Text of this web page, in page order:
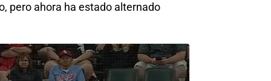
pero ahora ha estado alternado